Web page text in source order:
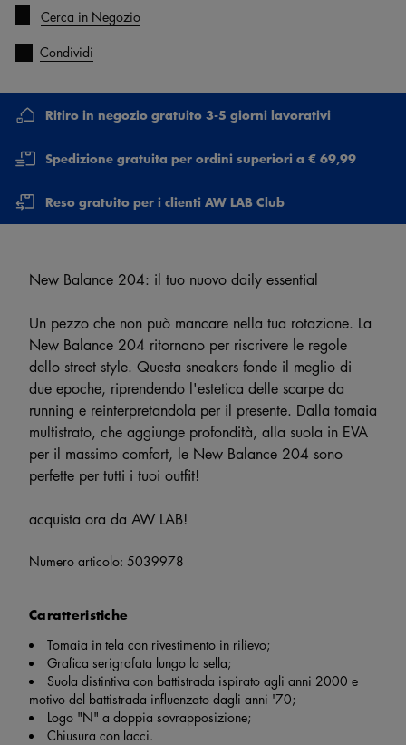
Cerca in Negozio
Condividi
Ritiro in negozio gratuito 3-5 giorni lavorativi
Spedizione gratuita per ordini superiori a € 69,99
Reso gratuito per i clienti AW LAB Club
New Balance 204: il tuo nuovo daily essential
Un pezzo che non può mancare nella tua rotazione. La
New Balance 204 ritornano per riscrivere le regole
dello street style. Questa sneakers fonde il meglio di
due epoche, riprendendo l'estetica delle scarpe da
running e reinterpretandola per il presente. Dalla tomaia
multistrato, che aggiunge profondità, alla suola in EVA
per il massimo comfort, le New Balance 204 sono
perfette per tutti i tuoi outfit!
acquista ora da AW LAB!
Numero articolo: 5039978
Caratteristiche
Tomaia in tela con rivestimento in rilievo;
Grafica serigrafata lungo la sella;
Suola distintiva con battistrada ispirato agli anni 2000 e
motivo del battistrada influenzato dagli anni '70;
Logo "N" a doppia sovrapposizione;
Chiusura con lacci.